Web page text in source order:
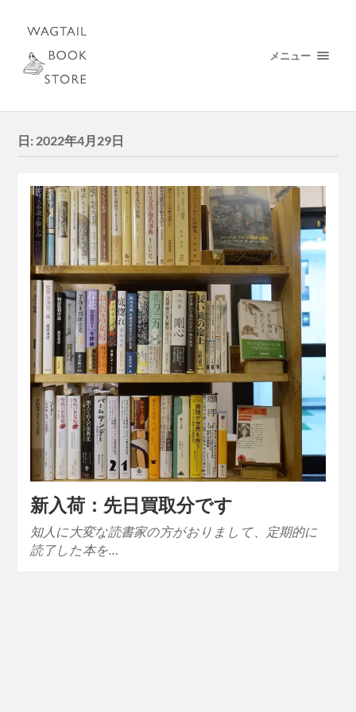
メニュー
日: 2022年4月29日
新入荷：先日買取分です
知人に大変な読書家の方がおりまして、定期的に
読了した本を…